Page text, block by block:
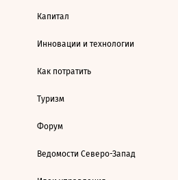
Капитал
Инновации и технологии
Как потратить
Туризм
Форум
Ведомости Северо-Запад